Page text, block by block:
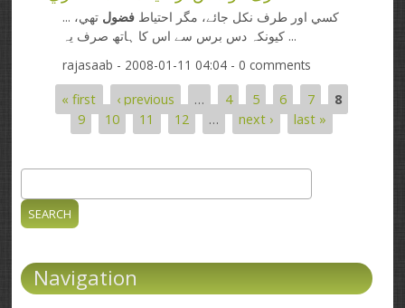
... کسي اور طرف نکل جائے، مگر احتياط فضول تھي،
کيونکہ دس برس سے اس کا ہاتھ صرف يہ ...
rajasaab - 2008-01-11 04:04 - 0 comments
Pages
« first ‹ previous … 4 5 6 7
8
9
10 11 12 … next › last »
Search form
Navigation